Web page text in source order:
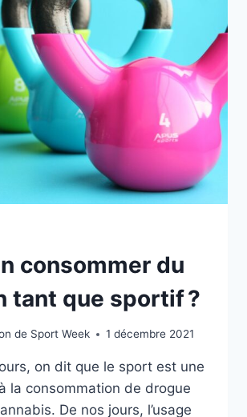
ALIMENTS
PRIVILÉGIER
?
consommer du
tant que sportif ?
de Sport Week 1 décembre 2021
on dit que le sport est une
la consommation de drogue
De nos jours, l’usage